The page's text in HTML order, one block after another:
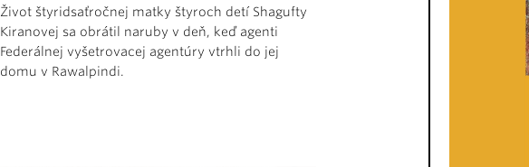
Život štyridsaťročnej matky štyroch detí Shagufty
Kiranovej sa obrátil naruby v deň, keď agenti
Federálnej vyšetrovacej agentúry vtrhli do jej
domu v Rawalpindi.